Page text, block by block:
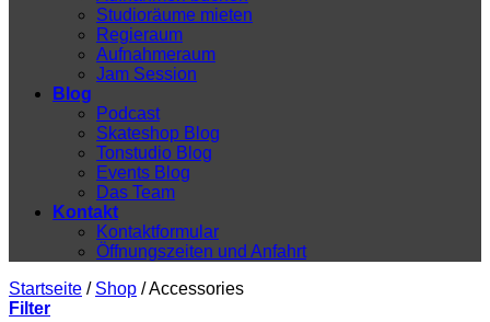
Studioräume mieten
Regieraum
Aufnahmeraum
Jam Session
Blog
Podcast
Skateshop Blog
Tonstudio Blog
Events Blog
Das Team
Kontakt
Kontaktformular
Öffnungszeiten und Anfahrt
Startseite / Shop /Accessories
Filter